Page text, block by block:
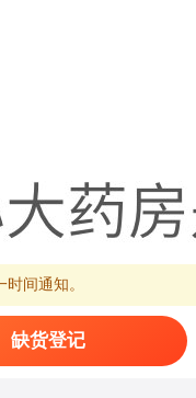
间通知。
缺货登记